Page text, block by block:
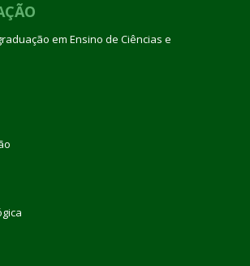
em Ensino de Ciências e